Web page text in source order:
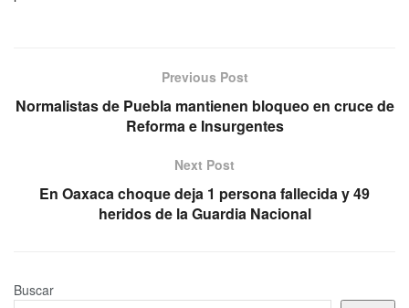
Previous Post
Normalistas de Puebla mantienen bloqueo en cruce de
Reforma e Insurgentes
Next Post
En Oaxaca choque deja 1 persona fallecida y 49
heridos de la Guardia Nacional
Buscar